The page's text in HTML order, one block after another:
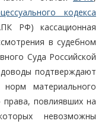
кодекса
РФ) кассационная
в судебном
Суда Российской
подтверждают
материального
права, повлиявших на
невозможны